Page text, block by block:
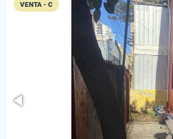
VENTA - C